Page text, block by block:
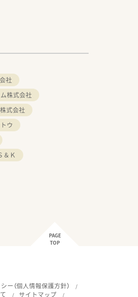
社
株式会社
式会社
ウ
＆Ｋ
PAGE
TOP
ー（個人情報保護方針）
サイトマップ